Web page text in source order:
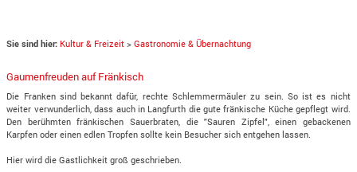
Sie sind hier: Kultur & Freizeit >Gastronomie & Übernachtung
Gaumenfreuden auf Fränkisch
Die Franken sind bekannt dafür, rechte Schlemmermäuler zu sein. So ist es nicht
weiter verwunderlich, dass auch in Langfurth die gute fränkische Küche gepflegt wird.
Den berühmten fränkischen Sauerbraten, die "Sauren Zipfel", einen gebackenen
Karpfen oder einen edlen Tropfen sollte kein Besucher sich entgehen lassen.
Hier wird die Gastlichkeit groß geschrieben.